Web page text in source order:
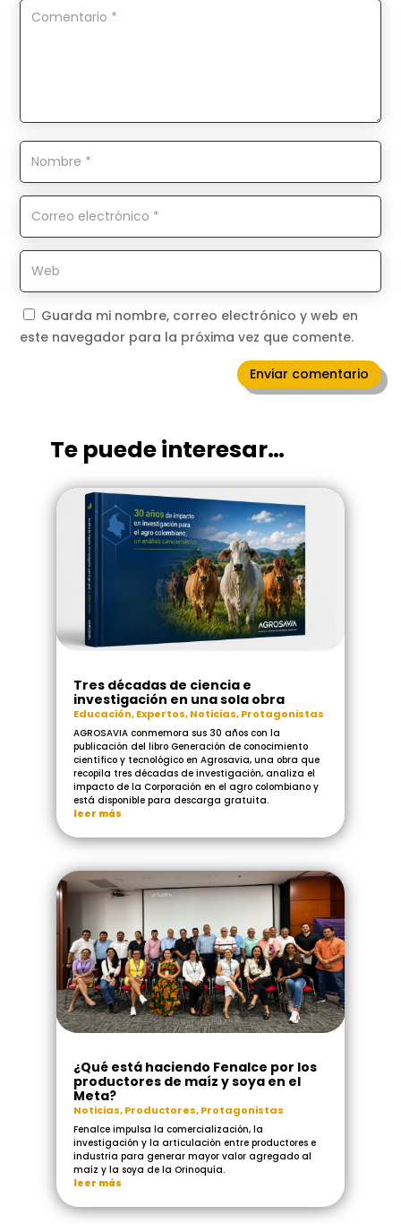
Guarda mi nombre, correo electrónico y web en
este navegador para la próxima vez que comente.
Enviar comentario
Te puede interesar…
Tres décadas de ciencia e
investigación en una sola obra
Educación,Expertos,Noticias,Protagonistas
AGROSAVIA conmemora sus 30 años con la
publicación del libro Generación de conocimiento
científico y tecnológico en Agrosavia, una obra que
recopila tres décadas de investigación, analiza el
impacto de la Corporación en el agro colombiano y
está disponible para descarga gratuita.
leer más
¿Qué está haciendo Fenalce por los
productores de maíz y soya en el
Meta?
Noticias,Productores,Protagonistas
Fenalce impulsa la comercialización, la
investigación y la articulación entre productores e
industria para generar mayor valor agregado al
maíz y la soya de la Orinoquía.
leer más